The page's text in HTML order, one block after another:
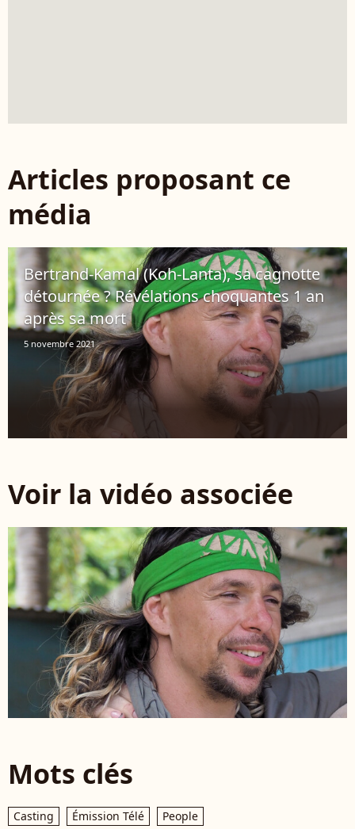
Articles proposant ce
média
Bertrand-Kamal (Koh-Lanta), sa cagnotte
détournée ? Révélations choquantes 1 an
après sa mort
5 novembre 2021
Voir la vidéo associée
Mots clés
Casting Émission Télé People